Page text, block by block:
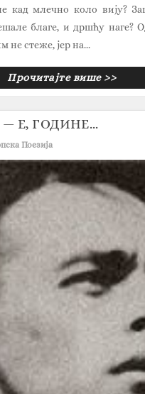
кад млечно коло вију?
благе, и дршћу наге?
не стеже, јер на...
Прочитајте више >>
— Е, ГОДИНЕ...
Поезија